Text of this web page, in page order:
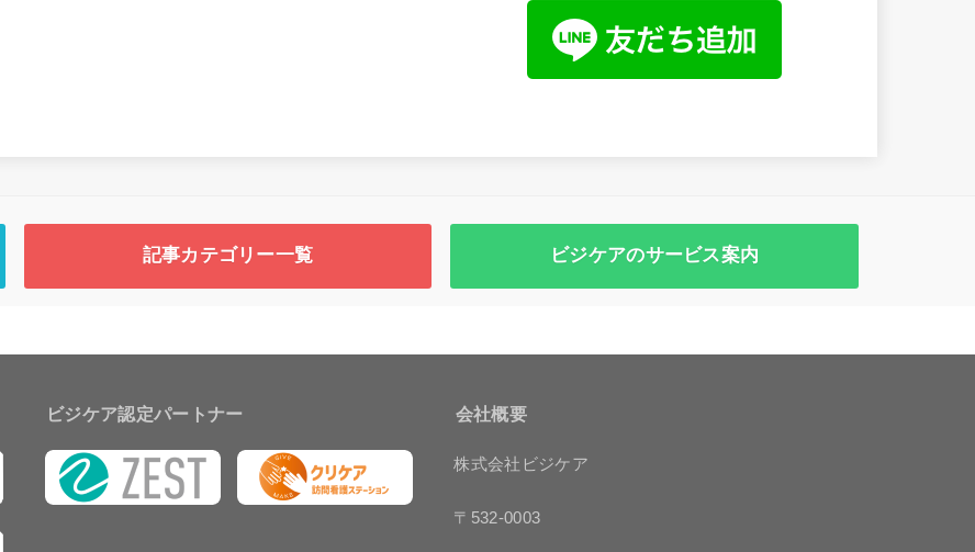
記事カテゴリー一覧 ビジケアのサービス案内
ビジケア認定パートナー 会社概要
株式会社ビジケア
〒532-0003